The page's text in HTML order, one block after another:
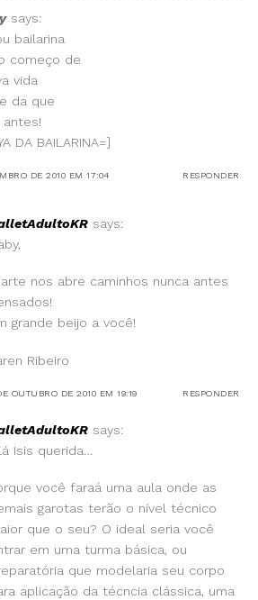
says:
bailarina
começo de
vida
da que
antes!
DA BAILARINA=]
DE 2010 EM 17:04 RESPONDER
says:
nos abre caminhos nunca antes
grande beijo a você!
Ribeiro
OUTUBRO DE 2010 EM 19:19 RESPONDER
says:
Isis querida…
você faraá uma aula onde as
garotas terão o nível técnico
que o seu? O ideal seria você
em uma turma básica, ou
que modelaria seu corpo
aplicação da técncia clássica, uma